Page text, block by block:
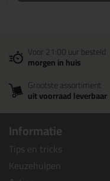
Voor 21:00 uur besteld
morgen in huis
Grootste assortiment
uit voorraad leverbaar
Informatie
Tips en tricks
Keuzehulpen